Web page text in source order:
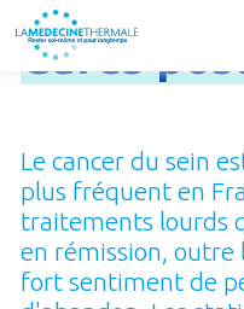
Cures
Le cancer du sein
plus fréquent en
traitements lourds
en rémission,
fort sentiment de